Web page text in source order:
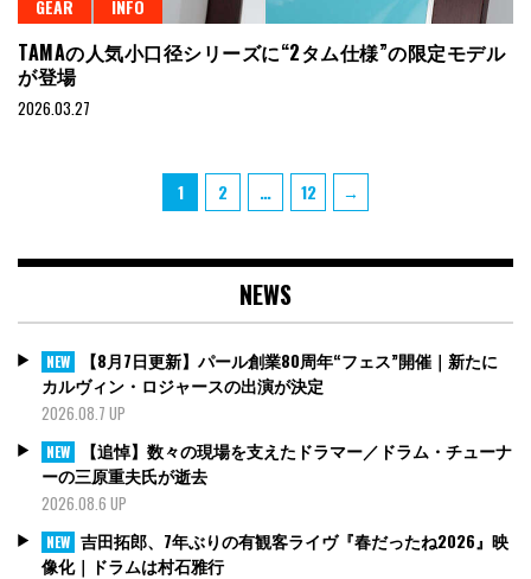
GEAR INFO
TAMAの人気小口径シリーズに“2タム仕様”の限定モデル
が登場
2026.03.27
Page
1 Page
2 … Page
12 →
NEWS
NEW
【8月7日更新】パール創業80周年“フェス”開催｜新たに
カルヴィン・ロジャースの出演が決定
2026.08.7 UP
NEW
【追悼】数々の現場を支えたドラマー／ドラム・チューナ
ーの三原重夫氏が逝去
2026.08.6 UP
NEW 吉田拓郎、7年ぶりの有観客ライヴ『春だったね2026』映
像化｜ドラムは村石雅行